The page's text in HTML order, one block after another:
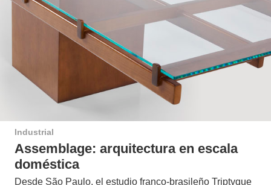
Industrial
Assemblage: arquitectura en escala
doméstica
Desde São Paulo, el estudio franco-brasileño Triptyque